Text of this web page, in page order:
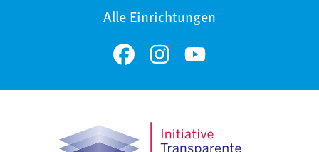
Alle Einrichtungen